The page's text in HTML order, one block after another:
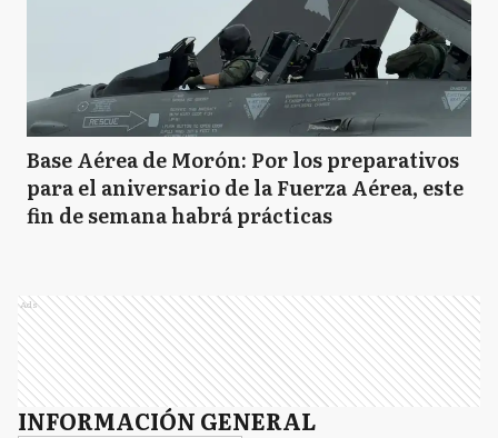
Base Aérea de Morón: Por los preparativos
para el aniversario de la Fuerza Aérea, este
fin de semana habrá prácticas
Ads
INFORMACIÓN GENERAL